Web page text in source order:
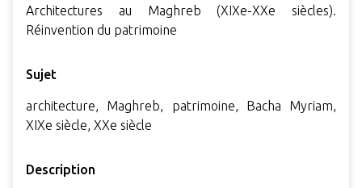
Architectures au Maghreb (XIXe-XXe siècles).
Réinvention du patrimoine
Sujet
architecture, Maghreb, patrimoine, Bacha Myriam,
XIXe siècle, XXe siècle
Description